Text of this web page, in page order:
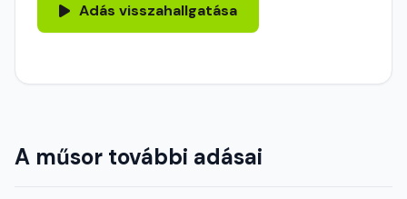
Adás visszahallgatása
A műsor további adásai